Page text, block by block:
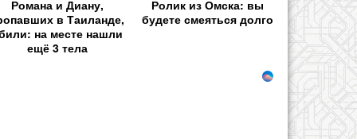
Романа и Диану,
в Таиланде,
на месте нашли
ещё 3 тела
Ролик из Омска: вы
будете смеяться долго